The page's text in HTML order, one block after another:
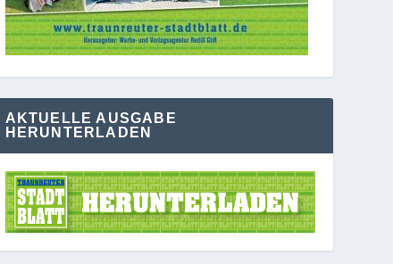
AKTUELLE AUSGABE
HERUNTERLADEN